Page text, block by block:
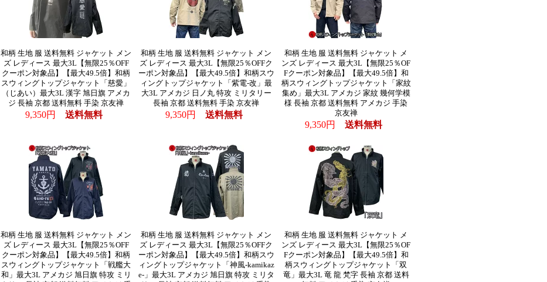
和柄 生地 服 送料無料 ジャケット メン
ズ レディース 最大3L【無限25％OFF
クーポン対象品】【最大49.5倍】和柄
スウィングトップジャケット「慈愛」
（じあい）最大3L 漢字 旭日旗 アメカ
ジ 長袖 京都 送料無料 手染 京友禅
9,350円 送料無料
和柄 生地 服 送料無料 ジャケット メン
ズ レディース 最大3L【無限25％OFFク
ーポン対象品】【最大49.5倍】和柄スウ
ィングトップジャケット「紫電-改」最
大3L アメカジ 日ノ丸 特攻 ミリタリー
長袖 京都 送料無料 手染 京友禅
9,350円 送料無料
和柄 生地 服 送料無料 ジャケット メ
ンズ レディース 最大3L【無限25％OF
Fクーポン対象品】【最大49.5倍】和
柄スウィングトップジャケット「家紋
集め」最大3L アメカジ 家紋 幾何学模
様 長袖 京都 送料無料 アメカジ 手染
京友禅
9,350円 送料無料
和柄 生地 服 送料無料 ジャケット メン
ズ レディース 最大3L【無限25％OFF
クーポン対象品】【最大49.5倍】和柄
スウィングトップジャケット「戦艦大
和」最大3L アメカジ 旭日旗 特攻 ミリ
和柄 生地 服 送料無料 ジャケット メン
ズ レディース 最大3L【無限25％OFFク
ーポン対象品】【最大49.5倍】和柄スウ
ィングトップジャケット「神風-kamikaz
e-」最大3L アメカジ 旭日旗 特攻 ミリタ
和柄 生地 服 送料無料 ジャケット メ
ンズ レディース 最大3L【無限25％OF
Fクーポン対象品】【最大49.5倍】和
柄スウィングトップジャケット「双
竜」最大3L 竜 龍 梵字 長袖 京都 送料